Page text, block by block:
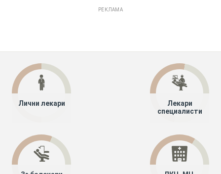
РЕКЛАМА
Лични лекари
Лекари
специалисти